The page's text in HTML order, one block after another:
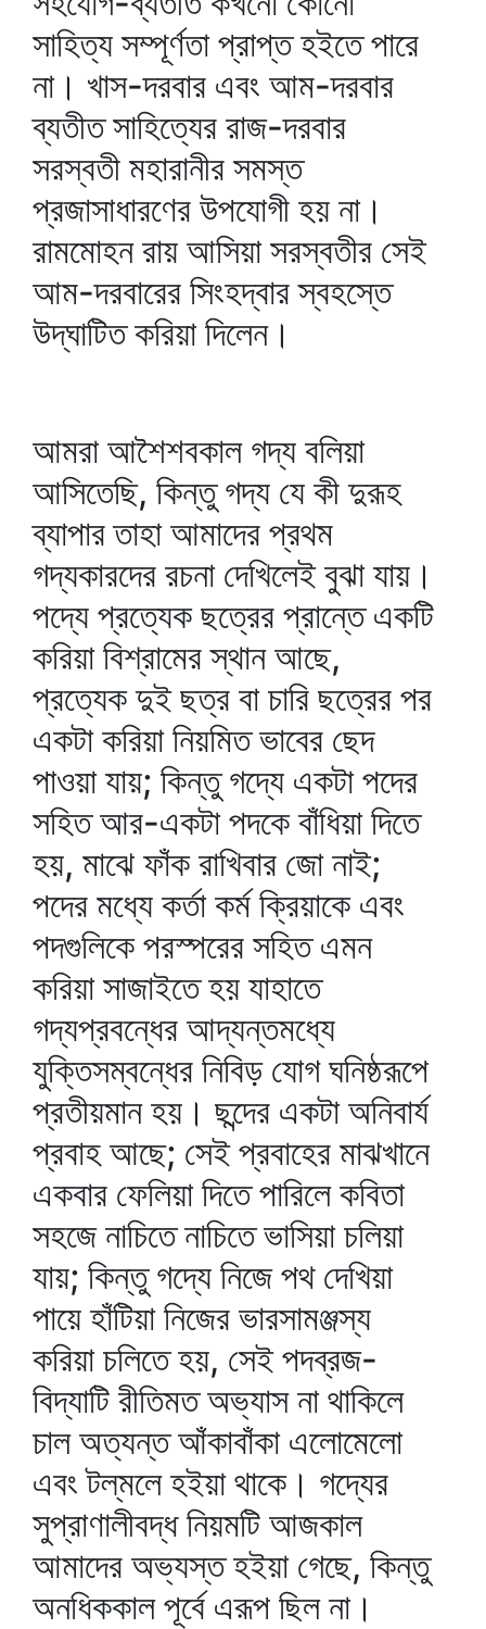
সাহিত্য সম্পূর্ণতা প্রাপ্ত হইতে পারে
না। খাস-দরবার এবং আম-দরবার
ব্যতীত সাহিত্যের রাজ-দরবার
সরস্বতী মহারানীর সমস্ত
প্রজাসাধারণের উপযোগী হয় না।
রামমোহন রায় আসিয়া সরস্বতীর সেই
আম-দরবারের সিংহদ্বার স্বহস্তে
উদ্‌ঘাটিত করিয়া দিলেন।
আমরা আশৈশবকাল গদ্য বলিয়া
আসিতেছি, কিন্তু গদ্য যে কী দুরূহ
ব্যাপার তাহা আমাদের প্রথম
গদ্যকারদের রচনা দেখিলেই বুঝা যায়।
পদ্যে প্রত্যেক ছত্রের প্রান্তে একটি
করিয়া বিশ্রামের স্থান আছে,
প্রত্যেক দুই ছত্র বা চারি ছত্রের পর
একটা করিয়া নিয়মিত ভাবের ছেদ
পাওয়া যায়; কিন্তু গদ্যে একটা পদের
সহিত আর-একটা পদকে বাঁধিয়া দিতে
হয়, মাঝে ফাঁক রাখিবার জো নাই;
পদের মধ্যে কর্তা কর্ম ক্রিয়াকে এবং
পদগুলিকে পরস্পরের সহিত এমন
করিয়া সাজাইতে হয় যাহাতে
গদ্যপ্রবন্ধের আদ্যন্তমধ্যে
যুক্তিসম্বন্ধের নিবিড় যোগ ঘনিষ্ঠরূপে
প্রতীয়মান হয়। ছন্দের একটা অনিবার্য
প্রবাহ আছে; সেই প্রবাহের মাঝখানে
একবার ফেলিয়া দিতে পারিলে কবিতা
সহজে নাচিতে নাচিতে ভাসিয়া চলিয়া
যায়; কিন্তু গদ্যে নিজে পথ দেখিয়া
পায়ে হাঁটিয়া নিজের ভারসামঞ্জস্য
করিয়া চলিতে হয়, সেই পদব্রজ-
বিদ্যাটি রীতিমত অভ্যাস না থাকিলে
চাল অত্যন্ত আঁকাবাঁকা এলোমেলো
এবং টল্‌মলে হইয়া থাকে। গদ্যের
সুপ্রাণালীবদ্ধ নিয়মটি আজকাল
আমাদের অভ্যস্ত হইয়া গেছে, কিন্তু
অনধিককাল পূর্বে এরূপ ছিল না।